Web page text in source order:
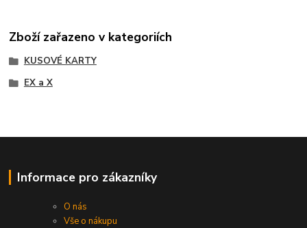
Zboží zařazeno v kategoriích
KUSOVÉ KARTY
EX a X
Informace pro zákazníky
O nás
Vše o nákupu